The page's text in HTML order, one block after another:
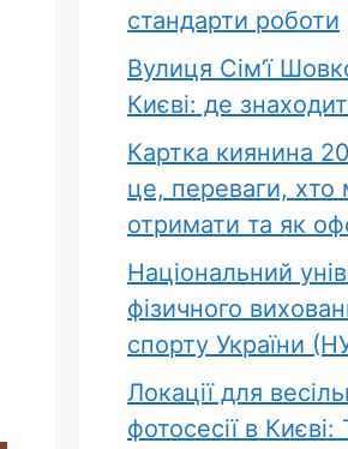
стандарти роботи
Вулиця Сім’ї
Києві: де
Картка киянина
це, переваги,
отримати та як
Національний
фізичного
спорту України
Локації для
фотосесії в